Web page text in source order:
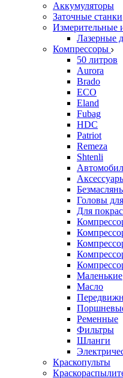
Аккумуляторы
Заточные станки
Измерительные
Лазерные
Компрессоры
50 литров
Aurora
Brado
ECO
Eland
Fubag
HDC
Patriot
Remeza
Shtenli
Головы
Для
Маленькие
Масло
Ременные
Фильтры
Шланги
Краскопульты